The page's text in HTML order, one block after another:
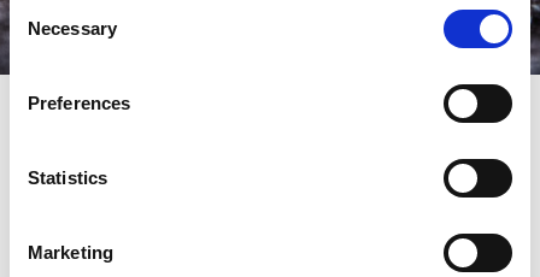
Consent
Selection
Necessary
Preferences
Statistics
Marketing
As ferramentas para punçonadoras da AMADA são fabricadas